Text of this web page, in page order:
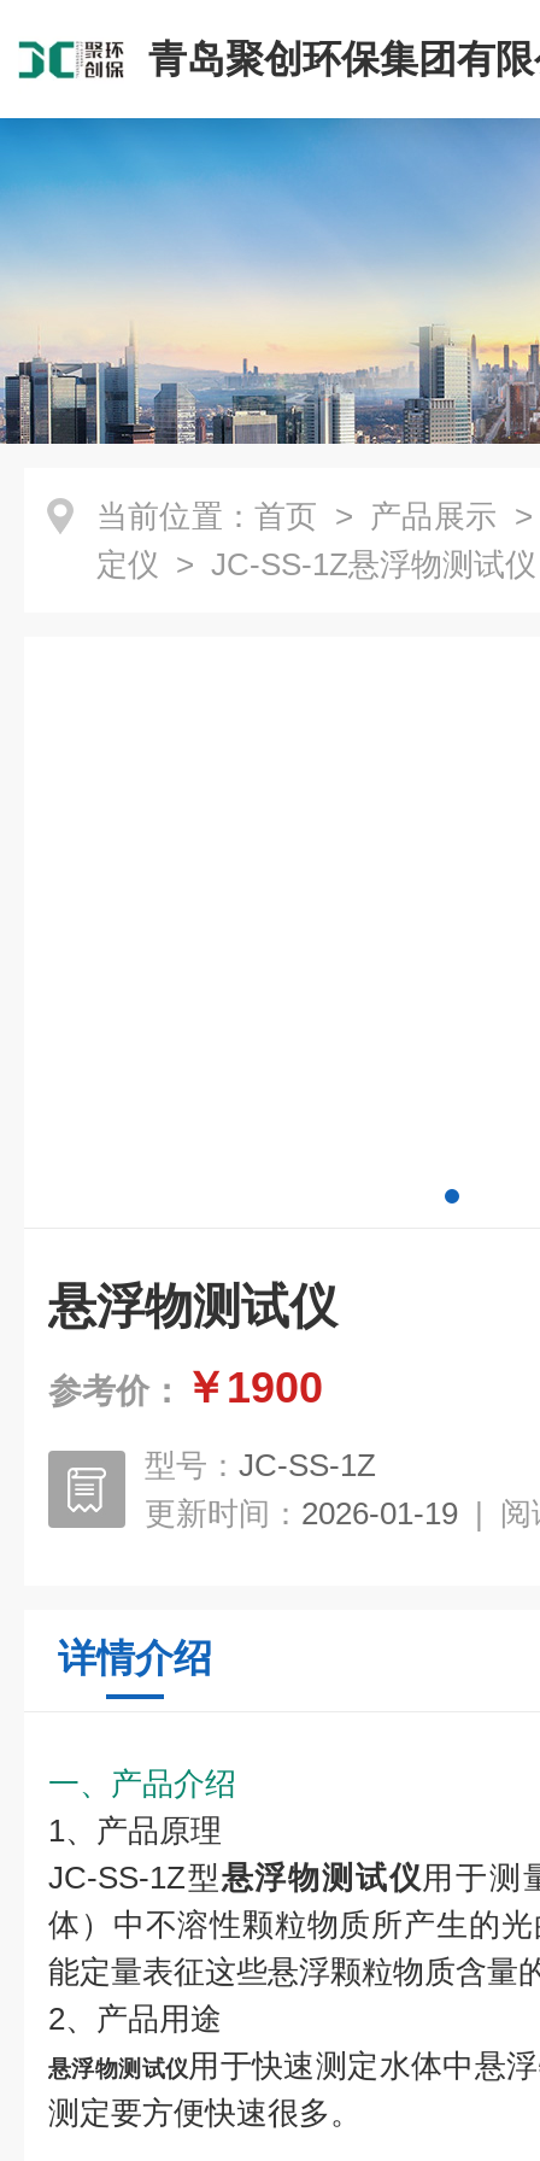
青岛聚创环保集团有
当前位置： 首页 > 产品展示
定仪 > JC-SS-1Z悬浮物测试仪
悬浮物测试仪
参考价： ￥1900
型号： JC-SS-1Z
更新时间： 2026-01-19 | 阅
详情介绍
一、产品介绍
1、产品原理
JC-SS-1Z型悬浮物测试仪用于测
体）中不溶性颗粒物质所产生的
能定量表征这些悬浮颗粒物质含量
2、产品用途
悬浮物测试仪用于快速测定水体中悬
测定要方便快速很多。